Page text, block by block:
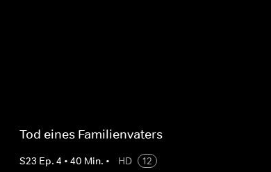
Tod eines Familienvaters
S23 Ep. 4 • 40 Min. • HD
12